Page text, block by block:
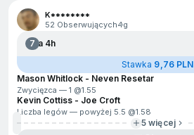
K********
52 Obserwujących4g
7Za 4h
Stawka 9,76 PLN
Mason Whitlock - Neven Resetar
Zwycięzca — 1 @1.55
Kevin Cottiss - Joe Croft
Liczba legów — powyżej 5.5 @1.58
5 więcej